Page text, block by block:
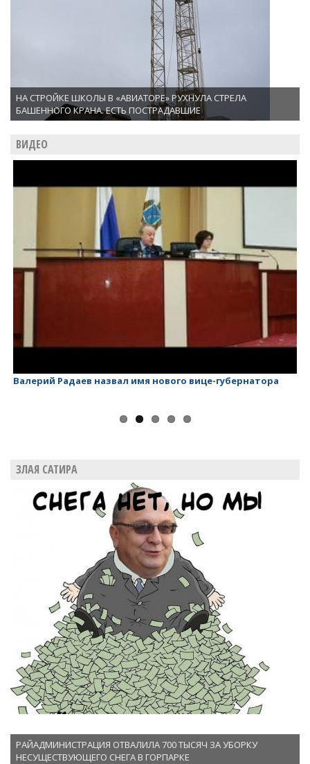
НА СТРОЙКЕ ШКОЛЫ В «АВИАТОРЕ» РУХНУЛА СТРЕЛА
БАШЕННОГО КРАНА. ЕСТЬ ПОСТРАДАВШИЕ
ВИДЕО
Валерий Радаев назвал имя нового вице-губернатора
ЗЛАЯ САТИРА
РАЙАДМИНИСТРАЦИЯ ОТВАЛИЛА 700 ТЫСЯЧ ЗА УБОРКУ
НЕСУЩЕСТВУЮЩЕГО СНЕГА В ГОРПАРКЕ